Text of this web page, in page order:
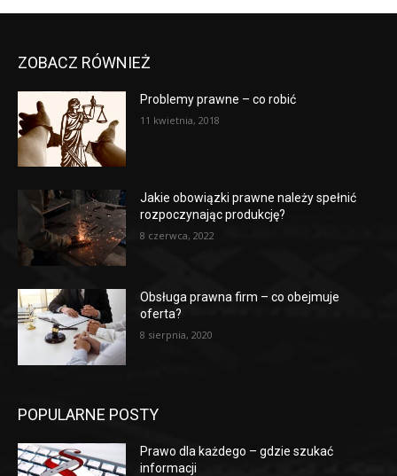
ZOBACZ RÓWNIEŻ
Problemy prawne – co robić
11 kwietnia, 2018
Jakie obowiązki prawne należy spełnić
rozpoczynając produkcję?
8 czerwca, 2022
Obsługa prawna firm – co obejmuje
oferta?
8 sierpnia, 2020
POPULARNE POSTY
Prawo dla każdego – gdzie szukać
informacji